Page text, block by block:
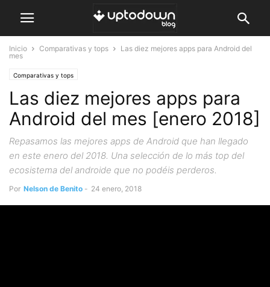
Inicio Comparativas y tops
Las diez mejores apps para Android del
mes
Comparativas y tops
Las diez mejores apps para
Android del mes [enero 2018]
Repasamos las mejores apps de Android que han llegado
en este enero del 2018. Una selección de lo más top del
ecosistema del androide que no podéis perderos.
Por Nelson de Benito - 24 enero, 2018